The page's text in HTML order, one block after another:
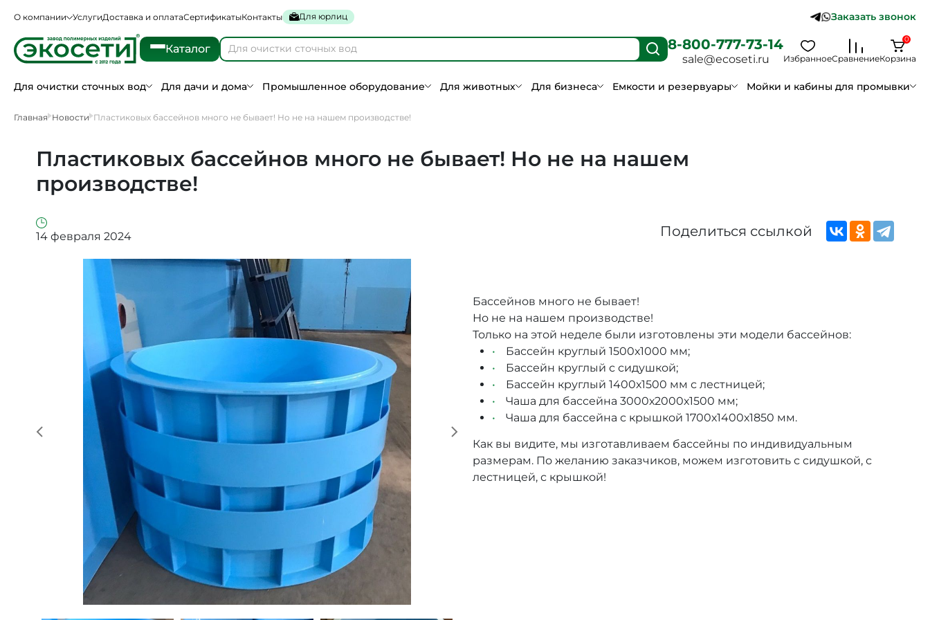
О компании УслугиДоставка и оплатаСертификатыКонтакты Для юрлиц Заказать звонок
Каталог 8-800-777-73-14
sale@ecoseti.ru ИзбранноеСравнениеКорзина
0
Для очистки сточных вод Для дачи и дома Промышленное оборудование Для животных Для бизнеса Емкости и резервуары Мойки и кабины для промывки
Главная Новости Пластиковых бассейнов много не бывает! Но не на нашем производстве!
Пластиковых бассейнов много не бывает! Но не на нашем
производстве!
14 февраля 2024 Поделиться ссылкой
Бассейнов много не бывает!
Но не на нашем производстве!
Только на этой неделе были изготовлены эти модели бассейнов:
Бассейн круглый 1500х1000 мм;
Бассейн круглый с сидушкой;
Бассейн круглый 1400х1500 мм с лестницей;
Чаша для бассейна 3000х2000х1500 мм;
Чаша для бассейна с крышкой 1700х1400х1850 мм.
Как вы видите, мы изготавливаем бассейны по индивидуальным
размерам. По желанию заказчиков, можем изготовить с сидушкой, с
лестницей, с крышкой!